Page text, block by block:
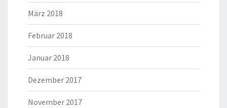
März 2018
Februar 2018
Januar 2018
Dezember 2017
November 2017